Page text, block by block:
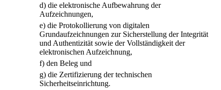
d) die elektronische Aufbewahrung der
Aufzeichnungen,
e) die Protokollierung von digitalen
Grundaufzeichnungen zur Sicherstellung der Integrität
und Authentizität sowie der Vollständigkeit der
elektronischen Aufzeichnung,
f) den Beleg und
g) die Zertifizierung der technischen
Sicherheitseinrichtung.